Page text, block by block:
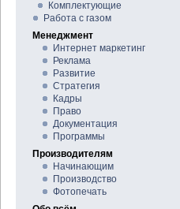
Комплектующие
Работа с газом
Менеджмент
Интернет маркетинг
Реклама
Развитие
Стратегия
Кадры
Право
Документация
Программы
Производителям
Начинающим
Производство
Фотопечать